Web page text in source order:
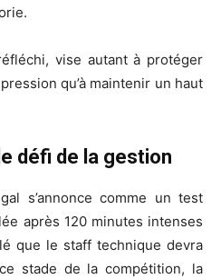
vise autant à protéger
qu’à maintenir un haut
défi de la gestion
s’annonce comme un test
après 120 minutes intenses
que le staff technique devra
stade de la compétition, la